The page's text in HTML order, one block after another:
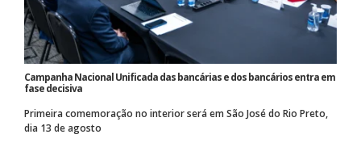
Campanha Nacional Unificada das bancárias e dos bancários entra em
fase decisiva
Primeira comemoração no interior será em São José do Rio Preto,
dia 13 de agosto